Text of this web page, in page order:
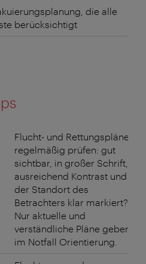
die alle
berücksichtigt
Flucht- und Rettungspläne
regelmäßig prüfen: gut
sichtbar, in großer Schrift,
ausreichend Kontrast und ist
der Standort des
Betrachters klar markiert?
Nur aktuelle und
verständliche Pläne geben
im Notfall Orientierung.